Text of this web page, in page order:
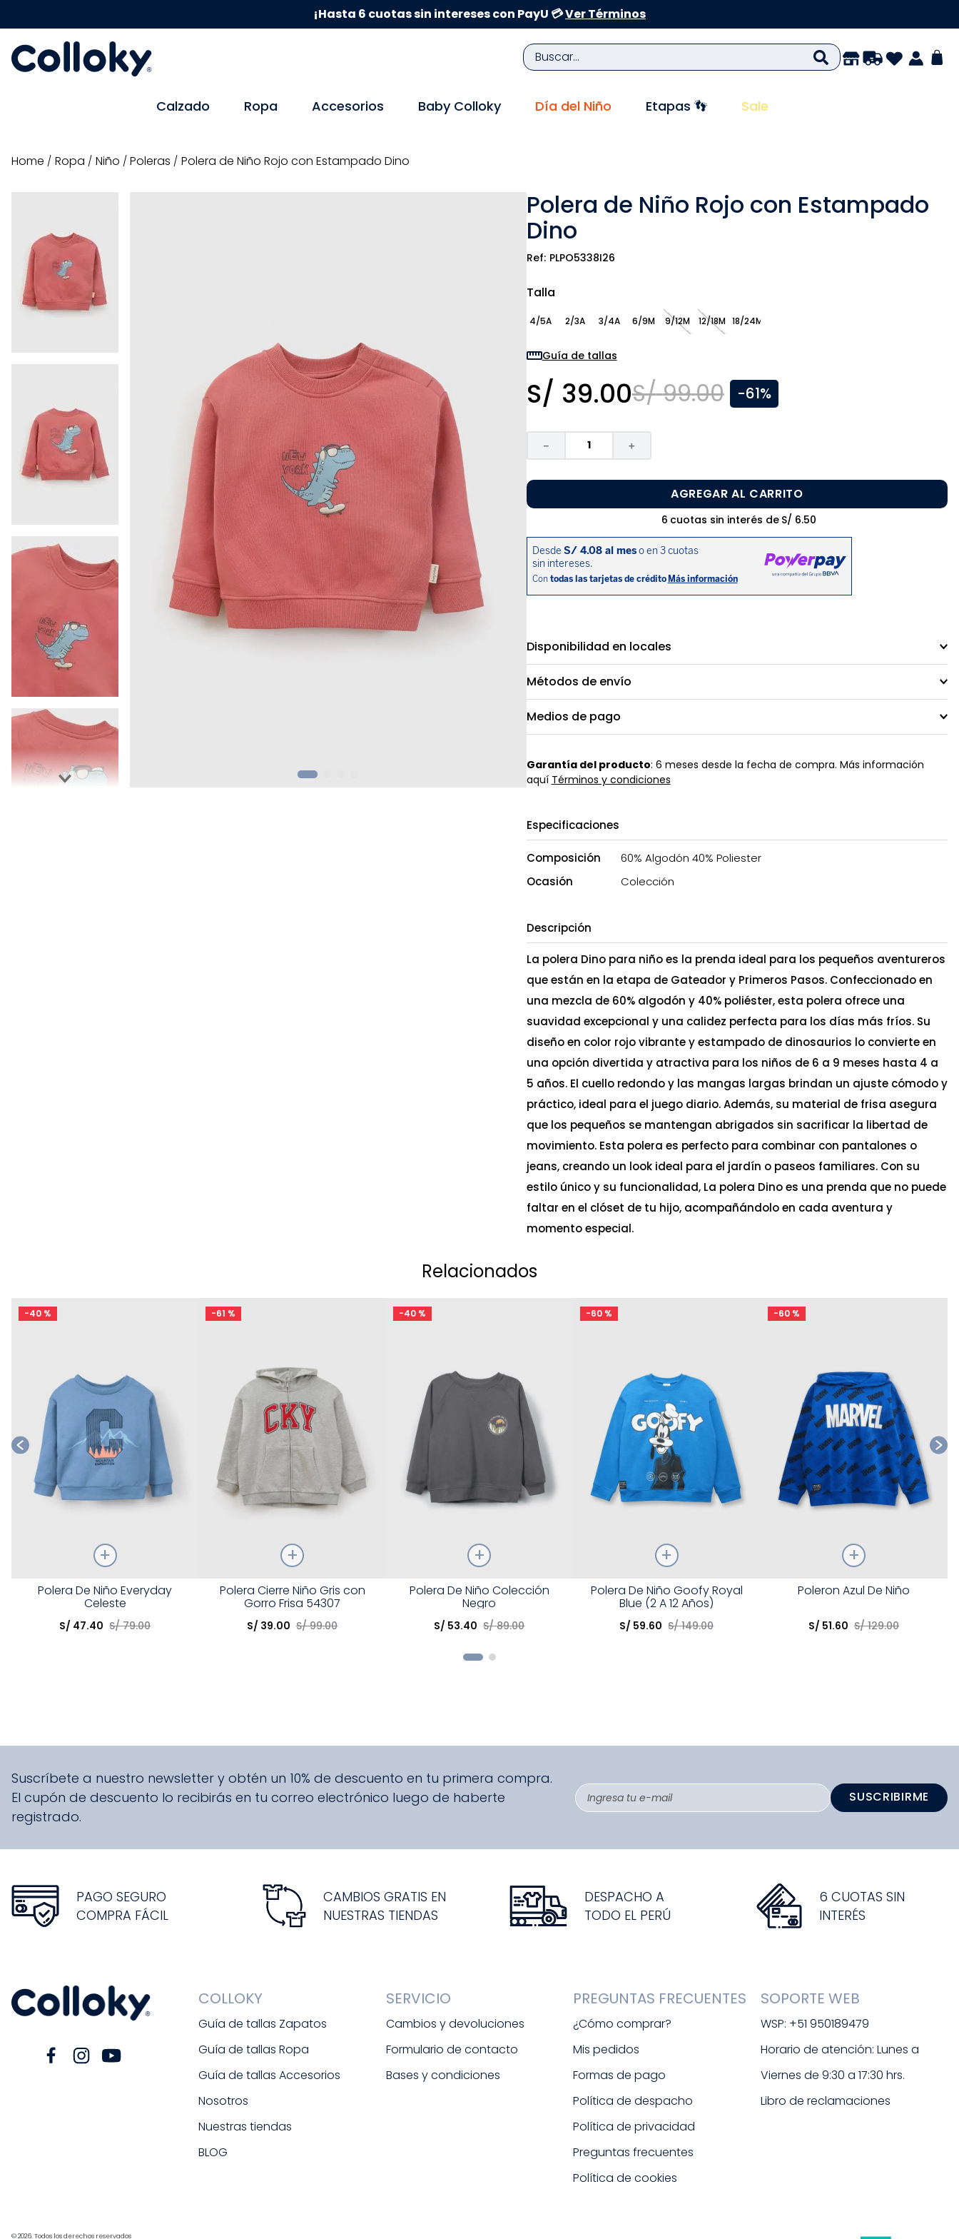
¡Hasta 6 cuotas sin intereses con PayU 💳Ver Términos
Buscar...
Calzado Ropa Accesorios Baby Colloky Día del Niño Etapas 👣 Sale
ropa niño poleras Polera de Niño Rojo con Estampado Dino
Polera de Niño Rojo con Estampado
Dino
PLPO5338I26
Talla
4/5A 2/3A 3/4A 6/9M 9/12M 12/18M 18/24M
Guía de tallas
S/ 39.00S/ 99.00 -61%
＋
－
AGREGAR AL CARRITO
6 cuotas sin interés de S/ 6.50
Disponibilidad en locales
Métodos de envío
Medios de pago
Garantía del producto: 6 meses desde la fecha de compra. Más información
aquí Términos y condiciones
Especificaciones
Composición
60% Algodón 40% Poliester
Ocasión
Colección
Descripción
La polera Dino para niño es la prenda ideal para los pequeños aventureros
que están en la etapa de Gateador y Primeros Pasos. Confeccionado en
una mezcla de 60% algodón y 40% poliéster, esta polera ofrece una
suavidad excepcional y una calidez perfecta para los días más fríos. Su
diseño en color rojo vibrante y estampado de dinosaurios lo convierte en
una opción divertida y atractiva para los niños de 6 a 9 meses hasta 4 a
5 años. El cuello redondo y las mangas largas brindan un ajuste cómodo y
práctico, ideal para el juego diario. Además, su material de frisa asegura
que los pequeños se mantengan abrigados sin sacrificar la libertad de
movimiento. Esta polera es perfecto para combinar con pantalones o
jeans, creando un look ideal para el jardín o paseos familiares. Con su
estilo único y su funcionalidad, La polera Dino es una prenda que no puede
faltar en el clóset de tu hijo, acompañándolo en cada aventura y
momento especial.
Relacionados
-40 %
Elige una opción
Polera De Niño Everyday
Celeste
S/ 47.40 S/ 79.00
-61 %
Talla
Elige una opción
Polera Cierre Niño Gris con
Gorro Frisa 54307
S/ 39.00 S/ 99.00
-40 %
Elige una opción
Polera De Niño Colección
Negro
S/ 53.40 S/ 89.00
-60 %
Talla
Elige una opción
Polera De Niño Goofy Royal
Blue (2 A 12 Años)
S/ 59.60 S/ 149.00
-60 %
Poleron Azul De Niño
S/ 51.60 S/ 129.00
Suscríbete a nuestro newsletter y obtén un 10% de descuento en tu primera compra.
El cupón de descuento lo recibirás en tu correo electrónico luego de haberte
registrado.
SUSCRIBIRME
PAGO SEGURO
COMPRA FÁCIL
CAMBIOS GRATIS EN
NUESTRAS TIENDAS
DESPACHO A
TODO EL PERÚ
6 CUOTAS SIN
INTERÉS
COLLOKY
Guía de tallas Zapatos
Guía de tallas Ropa
Guía de tallas Accesorios
Nosotros
Nuestras tiendas
BLOG
SERVICIO
Cambios y devoluciones
Formulario de contacto
Bases y condiciones
PREGUNTAS FRECUENTES
¿Cómo comprar?
Mis pedidos
Formas de pago
Política de despacho
Política de privacidad
Preguntas frecuentes
Política de cookies
SOPORTE WEB
WSP: +51 950189479
Horario de atención: Lunes a
Viernes de 9:30 a 17:30 hrs.
Libro de reclamaciones
© 2026. Todos los derechos reservados
TÉRMINOS MÁS BUSCADOS
10